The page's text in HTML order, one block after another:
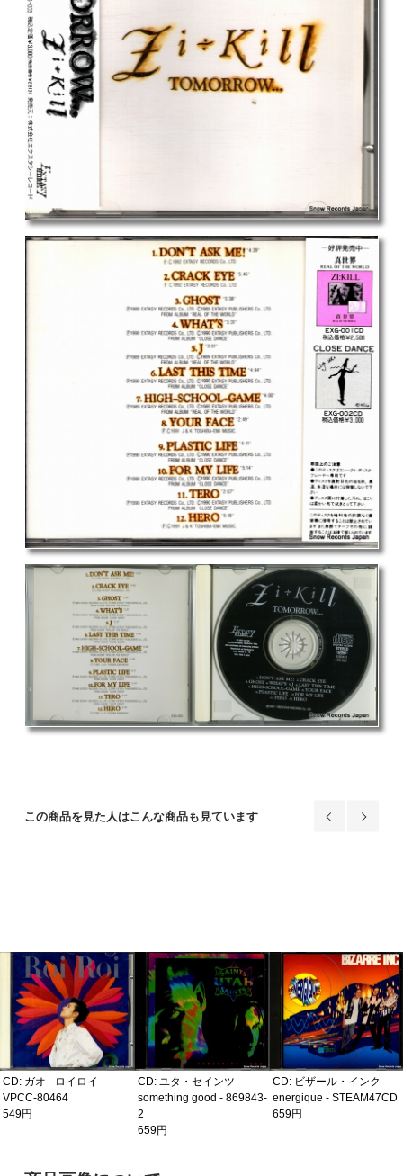
この商品を見た人はこんな商品も見ています
CD: ガオ - ロイロイ -
VPCC-80464
549円
CD: ユタ・セインツ -
something good - 869843-
2
659円
CD: ビザール・インク -
energique - STEAM47CD
659円